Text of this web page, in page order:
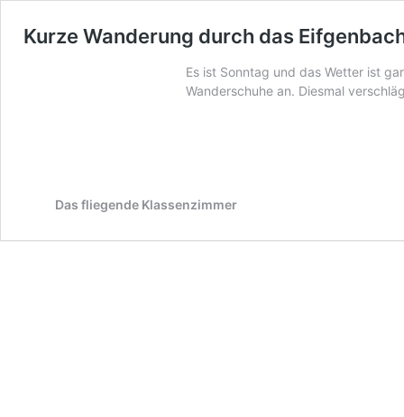
Kurze Wanderung durch das
Es ist Sonntag und das Wetter ist
Wanderschuhe an. Diesmal
Das fliegende Klassenzimmer